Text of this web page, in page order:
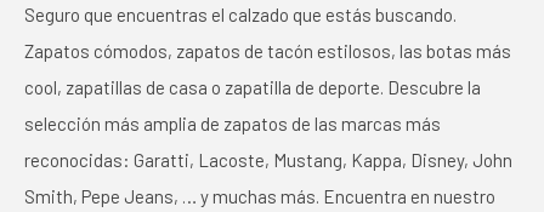
Seguro que encuentras el calzado que estás buscando.
Zapatos cómodos, zapatos de tacón estilosos, las botas más
cool, zapatillas de casa o zapatilla de deporte. Descubre la
selección más amplia de zapatos de las marcas más
reconocidas: Garatti, Lacoste, Mustang, Kappa, Disney, John
Smith, Pepe Jeans, … y muchas más. Encuentra en nuestro